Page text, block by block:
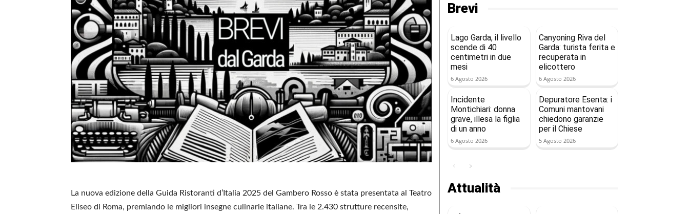
La nuova edizione della Guida Ristoranti d’Italia 2025 del Gambero Rosso è stata presentata al Teatro
Eliseo di Roma, premiando le migliori insegne culinarie italiane. Tra le 2.430 strutture recensite,
Brevi
Lago Garda, il livello
scende di 40
centimetri in due
mesi
6 Agosto 2026
Canyoning Riva del
Garda: turista ferita e
recuperata in
elicottero
6 Agosto 2026
Incidente
Montichiari: donna
grave, illesa la figlia
di un anno
6 Agosto 2026
Depuratore Esenta: i
Comuni mantovani
chiedono garanzie
per il Chiese
5 Agosto 2026
Attualità